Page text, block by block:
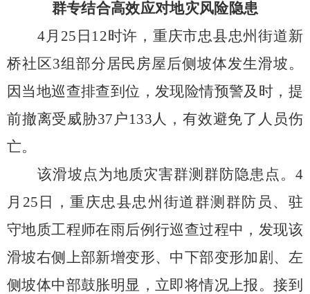
群专结合高效应对地灾风险隐患
4 月 25 日 12时许，重庆市忠县忠州街道新
桥社区3组部分居民房屋后侧坡体发生滑坡。
因当地巡查排查到位，发现险情预警及时，提
前撤离受威胁37 户133 人，有效避免了人员伤
亡。
该滑坡点为地质灾害群测群防隐患点。 4
月 25 日，重庆忠县忠州街道群测群防员、驻
守地质工程师在雨后例行巡查过程中，发现该
滑坡右侧上部新增变形、中下部变形加剧、左
侧坡体中部鼓胀明显，立即将情况上报。接到